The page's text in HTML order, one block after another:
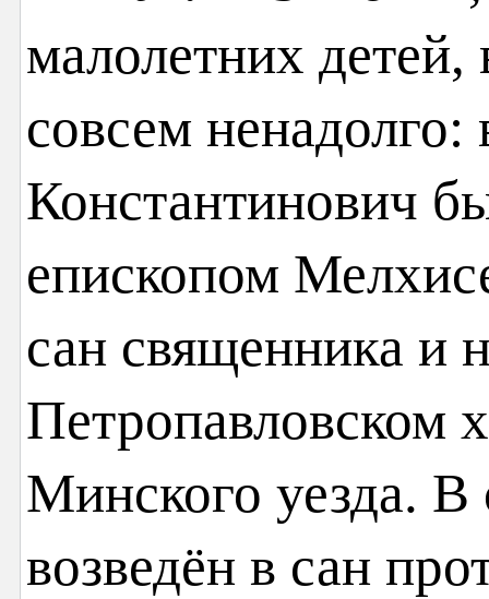
малолетних
совсем
Константинович
епископом
сан священника и
Петропавловском
Минского уезда.
возведён в сан